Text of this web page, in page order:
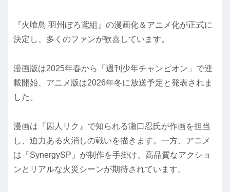
『火喰鳥 羽州ぼろ鳶組』の漫画化＆アニメ化が正式に
決定し、多くのファンが歓喜しています。
漫画版は2025年春から「週刊少年チャンピオン」で連
載開始、アニメ版は2026年冬に放送予定と発表されま
した。
漫画は『囚人リク』で知られる瀬口忍氏が作画を担当
し、迫力ある火消しの戦いを描きます。一方、アニメ
は「SynergySP」が制作を手掛け、高品質なアクショ
ンとリアルな火災シーンが期待されています。